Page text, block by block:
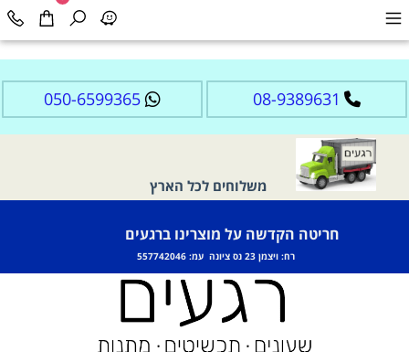
08-9389631
050-6599365
משלוחים לכל הארץ
חריטה הקדשה על מוצרינו ברגעים
רח: ויצמן 23 נס ציונה עמ: 557742046